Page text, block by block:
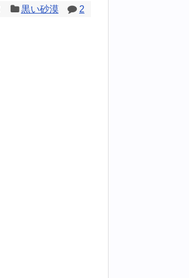
黒い砂漠 2